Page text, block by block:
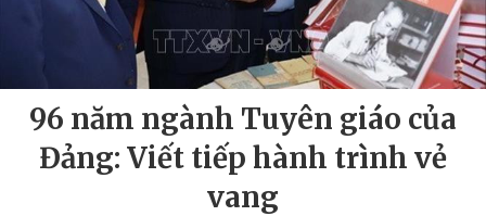
96 năm ngành Tuyên giáo của
Đảng: Viết tiếp hành trình vẻ
vang